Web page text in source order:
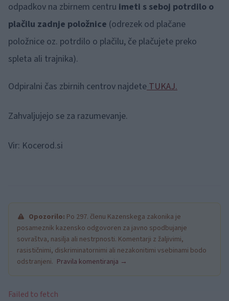
odpadkov na zbirnem centru imeti s seboj potrdilo o
plačilu zadnje položnice (odrezek od plačane
položnice oz. potrdilo o plačilu, če plačujete preko
spleta ali trajnika).
Odpiralni čas zbirnih centrov najdeteTUKAJ.
Zahvaljujejo se za razumevanje.
Vir: Kocerod.si
Opozorilo: Po 297. členu Kazenskega zakonika je
posameznik kazensko odgovoren za javno spodbujanje
sovraštva, nasilja ali nestrpnosti. Komentarji z žaljivimi,
rasističnimi, diskriminatornimi ali nezakonitimi vsebinami bodo
odstranjeni. Pravila komentiranja →
Failed to fetch